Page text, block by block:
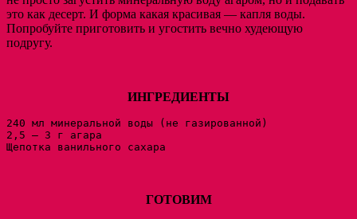
это как десерт. И форма какая красивая — капля воды.
Попробуйте приготовить и угостить вечно худеющую
подругу.
ИНГРЕДИЕНТЫ
240 мл минеральной воды (не газированной)
2,5 – 3 г агара
Щепотка ванильного сахара
ГОТОВИМ